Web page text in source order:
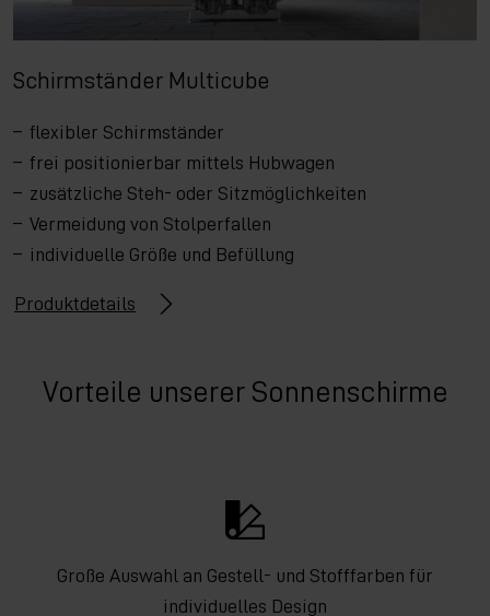
Schirmständer Multicube
flexibler Schirmständer
frei positionierbar mittels Hubwagen
zusätzliche Steh- oder Sitzmöglichkeiten
Vermeidung von Stolperfallen
individuelle Größe und Befüllung
Produktdetails
Vorteile unserer Sonnenschirme
Große Auswahl an Gestell- und Stofffarben für
individuelles Design